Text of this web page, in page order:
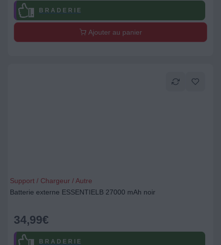
B R A D E R I E
Ajouter au panier
Support / Chargeur / Autre
Batterie externe ESSENTIELB 27000 mAh noir
34,99€
B R A D E R I E